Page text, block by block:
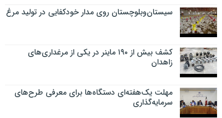
سیستان‌وبلوچستان روی مدار خودکفایی در تولید مرغ
کشف بیش از ۱۹۰ ماینر در یکی از مرغداری‌های
زاهدان
مهلت یک‌هفته‌ای دستگاه‌ها برای معرفی طرح‌های
سرمایه‌گذاری